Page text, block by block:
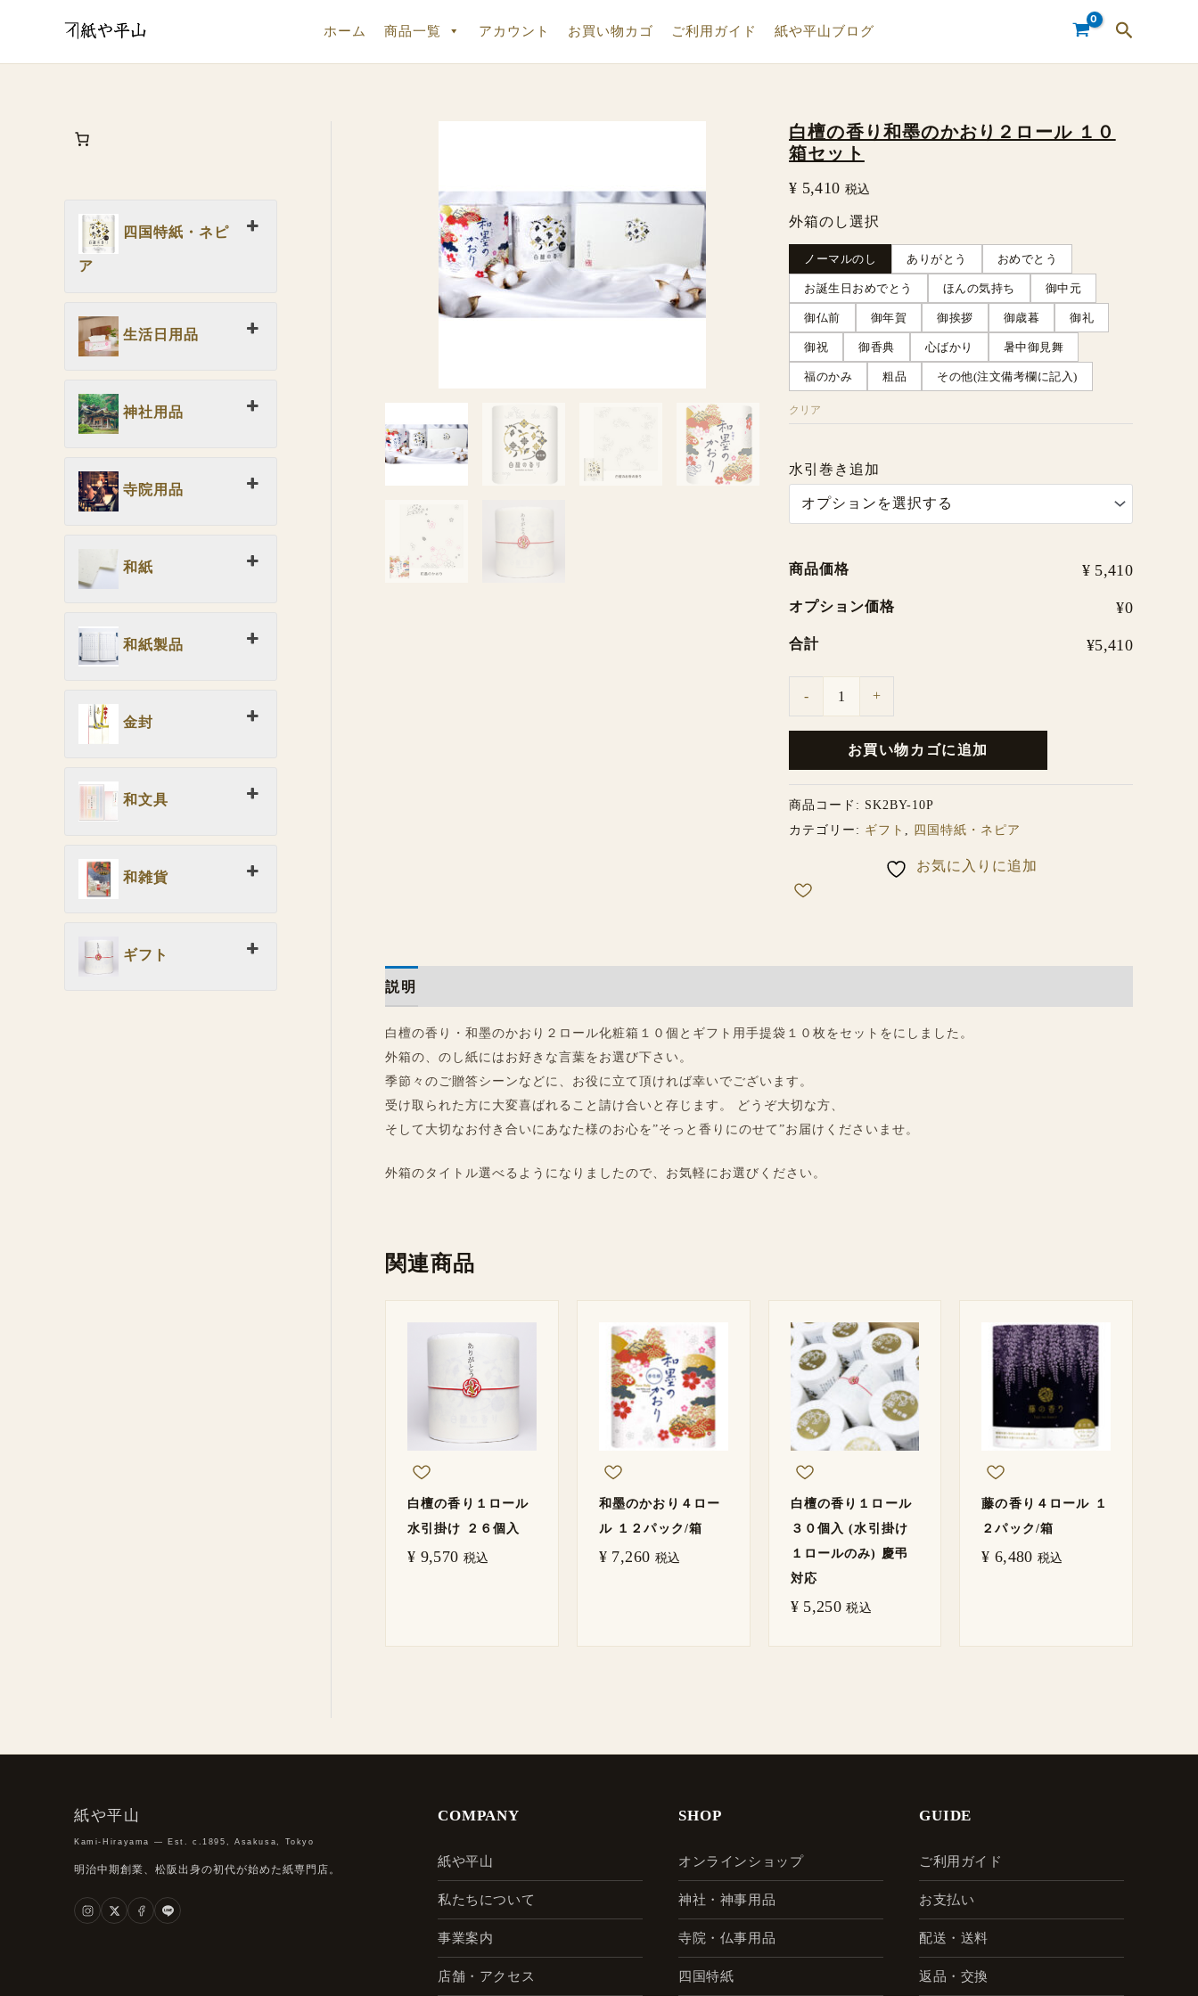
ホーム 商品一覧 アカウント お買い物カゴ ご利用ガイド 紙や平山ブログ
検
四国特紙・ネピ
ア
生活日用品
神社用品
寺院用品
和紙
和紙製品
金封
和文具
和雑貨
ギフト
白檀の香り和墨のかおり２ロール １０
箱セット
¥ 5,410 税込
外箱のし選択
ノーマルのし ありがとう おめでとう
お誕生日おめでとう ほんの気持ち 御中元
御仏前 御年賀 御挨拶 御歳暮 御礼
御祝 御香典 心ばかり 暑中御見舞
福のかみ 粗品 その他(注文備考欄に記入)
クリア
水引巻き追加
商品価格 ¥ 5,410
オプション価格 ¥0
合計 ¥5,410
-
白
檀
の
香
り
和
墨
の
か
お
り
ロ
ー
１
セ
ッ
個
+
お買い物カゴに追加
商品コード: SK2BY-10P
カテゴリー: ギフト 四国特紙・ネピア
お気に入りに追加
説明
白檀の香り・和墨のかおり２ロール化粧箱１０個とギフト用手提袋１０枚をセットをにしました。
外箱の、のし紙にはお好きな言葉をお選び下さい。
季節々のご贈答シーンなどに、お役に立て頂ければ幸いでございます。
受け取られた方に大変喜ばれること請け合いと存じます。 どうぞ大切な方、
そして大切なお付き合いにあなた様のお心を”そっと香りにのせて”お届けくださいませ。
外箱のタイトル選べるようになりましたので、お気軽にお選びください。
関連商品
白檀の香り１ロール
水引掛け ２６個入
¥ 9,570 税込
和墨のかおり４ロー
ル １２パック/箱
¥ 7,260 税込
白檀の香り１ロール
３０個入 (水引掛け
１ロールのみ) 慶弔
対応
¥5,250 税込
藤の香り４ロール １
２パック/箱
¥ 6,480 税込
紙や平山
Kami-Hirayama — Est. c.1895, Asakusa, Tokyo
明治中期創業、松阪出身の初代が始めた紙専門店。
COMPANY
紙や平山
私たちについて
事業案内
店舗・アクセス
SHOP
オンラインショップ
神社・神事用品
寺院・仏事用品
四国特紙
GUIDE
ご利用ガイド
お支払い
配送・送料
返品・交換